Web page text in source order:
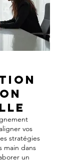
vos
stratégies
main dans
un